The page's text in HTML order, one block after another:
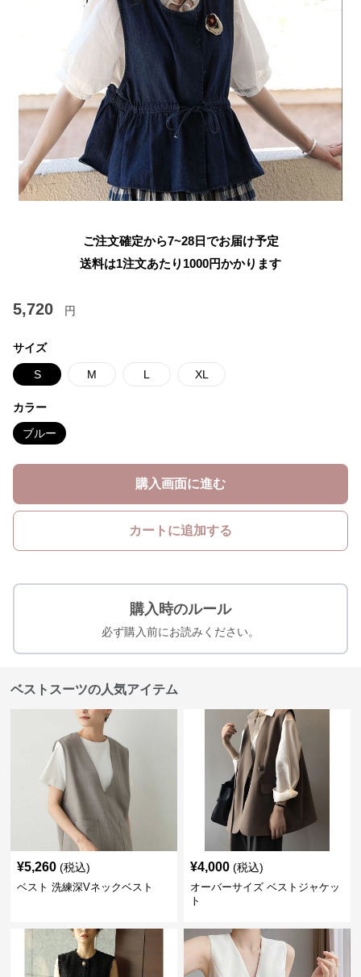
ご注文確定から7~28日でお届け予定
送料は1注文あたり 1000円かかります
5,720 円
サイズ
S M L XL
カラー
ブルー
購入画面に進む
カートに追加する
購入時のルール
必ず購入前にお読みください。
ベストスーツの人気アイテム
¥5,260 (税込)
ベスト 洗練深Vネックベスト
¥4,000 (税込)
オーバーサイズ ベストジャケッ
ト